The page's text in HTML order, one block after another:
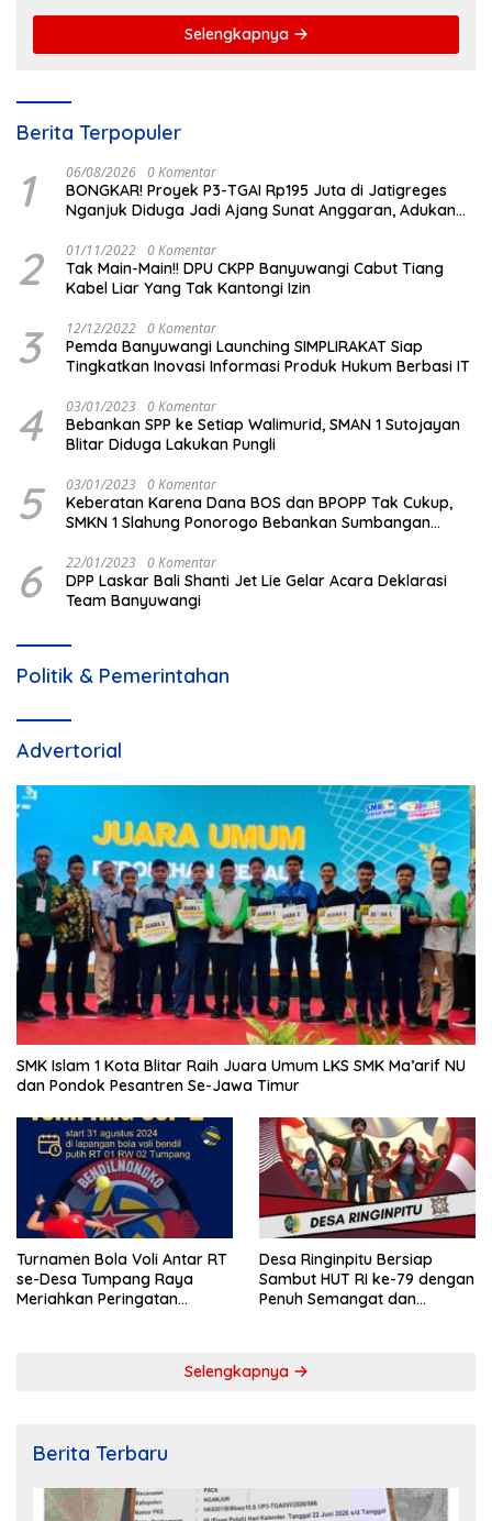
Selengkapnya
Berita Terpopuler
1 06/08/2026 0 Komentar
BONGKAR! Proyek P3-TGAI Rp195 Juta di Jatigreges
Nganjuk Diduga Jadi Ajang Sunat Anggaran, Adukan
2 01/11/2022 0 Komentar
Tak Main-Main!! DPU CKPP Banyuwangi Cabut Tiang
Kabel Liar Yang Tak Kantongi Izin
3 12/12/2022 0 Komentar
Pemda Banyuwangi Launching SIMPLIRAKAT Siap
Tingkatkan Inovasi Informasi Produk Hukum Berbasi IT
4 03/01/2023 0 Komentar
Bebankan SPP ke Setiap Walimurid, SMAN 1 Sutojayan
Blitar Diduga Lakukan Pungli
5 03/01/2023 0 Komentar
Keberatan Karena Dana BOS dan BPOPP Tak Cukup,
SMKN 1 Slahung Ponorogo Bebankan Sumbangan
6 22/01/2023 0 Komentar
DPP Laskar Bali Shanti Jet Lie Gelar Acara Deklarasi
Team Banyuwangi
Politik & Pemerintahan
Advertorial
SMK Islam 1 Kota Blitar Raih Juara Umum LKS SMK Ma’arif NU
dan Pondok Pesantren Se-Jawa Timur
Turnamen Bola Voli Antar RT
se-Desa Tumpang Raya
Meriahkan Peringatan
Desa Ringinpitu Bersiap
Sambut HUT RI ke-79 dengan
Penuh Semangat dan
Selengkapnya
Berita Terbaru